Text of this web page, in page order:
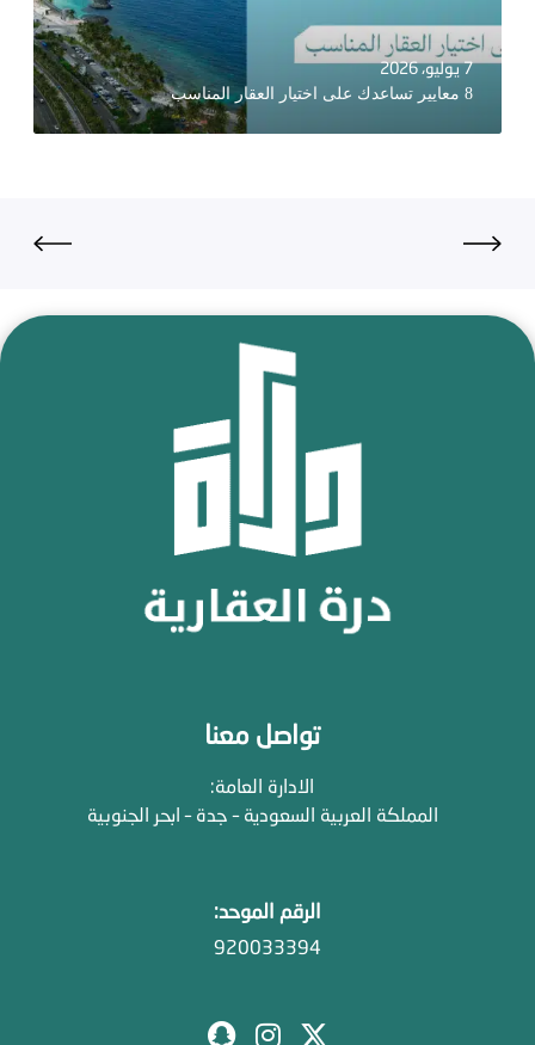
7 يوليو، 2026
8 معايير تساعدك على اختيار العقار المناسب
تواصل معنا
الادارة العامة:
المملكة العربية السعودية – جدة – ابحر الجنوبية
الرقم الموحد:
920033394